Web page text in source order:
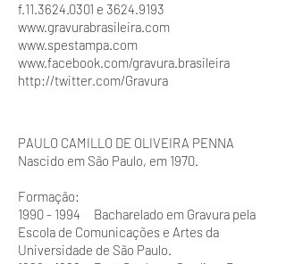
f.11.3624.0301 e 3624.9193
www.gravurabrasileira.com
www.spestampa.com
www.facebook.com/gravura.brasileira
http://twitter.com/Gravura
PAULO CAMILLO DE OLIVEIRA PENNA
Nascido em São Paulo, em 1970.
Formação:
1990 - 1994 Bacharelado em Gravura pela
Escola de Comunicações e Artes da
Universidade de São Paulo.